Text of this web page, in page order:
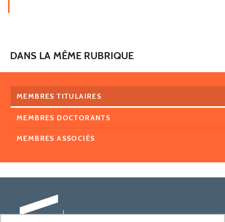
DANS LA MÊME RUBRIQUE
MEMBRES TITULAIRES
MEMBRES DOCTORANTS
MEMBRES ASSOCIÉS